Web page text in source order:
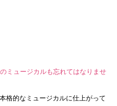
ミュージカルも忘れてはなりませ
格的なミュージカルに仕上がって